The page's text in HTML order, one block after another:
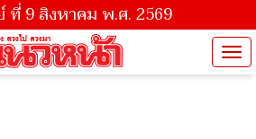
ที่ 9 สิงหาคม พ.ศ. 2569